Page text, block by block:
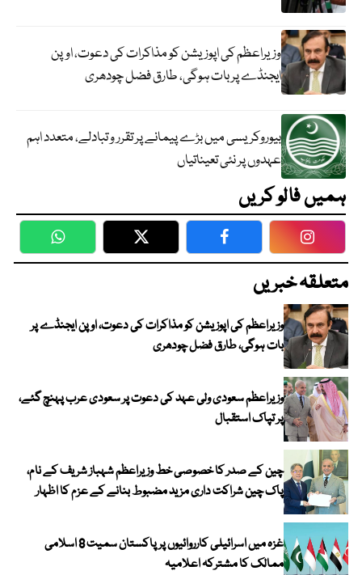
وزیراعظم کی اپوزیشن کو مذاکرات کی دعوت، اوپن
ایجنڈے پر بات ہوگی، طارق فضل چودھری
بیوروکریسی میں بڑے پیمانے پر تقرر و تبادلے، متعدد اہم
عہدوں پر نئی تعیناتیاں
ہمیں فالو کریں
WhatsApp Twitter Facebook
متعلقہ خبریں
وزیراعظم کی اپوزیشن کو مذاکرات کی دعوت، اوپن ایجنڈے پر
بات ہوگی، طارق فضل چودھری
وزیراعظم سعودی ولی عہد کی دعوت پر سعودی عرب پہنچ گئے،
پر تپاک استقبال
چین کے صدر کا خصوصی خط وزیراعظم شہباز شریف کے نام،
پاک چین شراکت داری مزید مضبوط بنانے کے عزم کا اظہار
غزہ میں اسرائیلی کارروائیوں پر پاکستان سمیت 8 اسلامی
ممالک کا مشترکہ اعلامیہ